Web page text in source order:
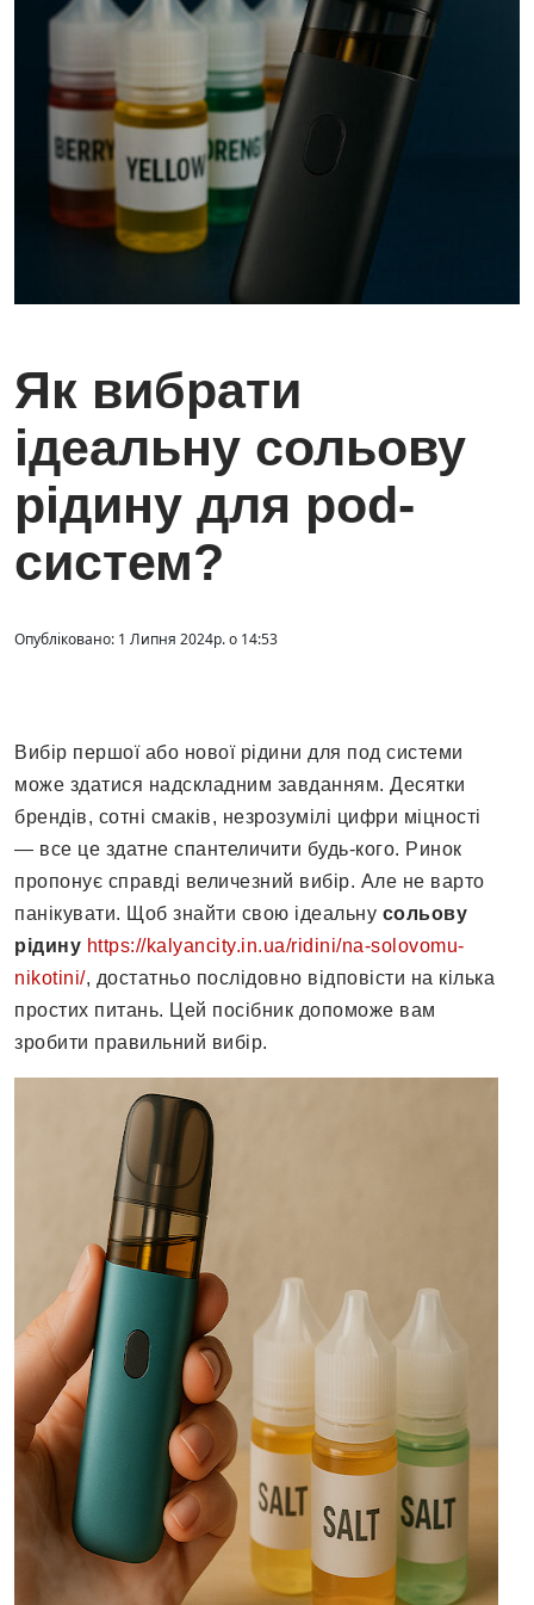
Як вибрати
ідеальну сольову
рідину для pod-
систем?
Опубліковано: 1 Липня 2024р. о 14:53
Вибір першої або нової рідини для под системи
може здатися надскладним завданням. Десятки
брендів, сотні смаків, незрозумілі цифри міцності
— все це здатне спантеличити будь-кого. Ринок
пропонує справді величезний вибір. Але не варто
панікувати. Щоб знайти свою ідеальну сольову
рідину https://kalyancity.in.ua/ridini/na-solovomu-
nikotini/, достатньо послідовно відповісти на кілька
простих питань. Цей посібник допоможе вам
зробити правильний вибір.